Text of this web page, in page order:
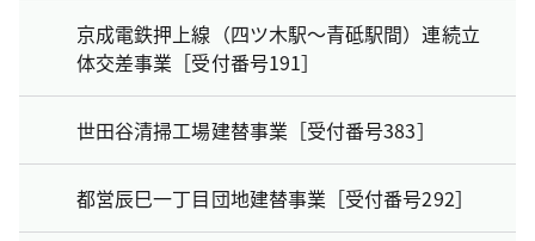
京成電鉄押上線（四ツ木駅～青砥駅間）連続立
体交差事業［受付番号191］
世田谷清掃工場建替事業［受付番号383］
都営辰巳一丁目団地建替事業［受付番号292］